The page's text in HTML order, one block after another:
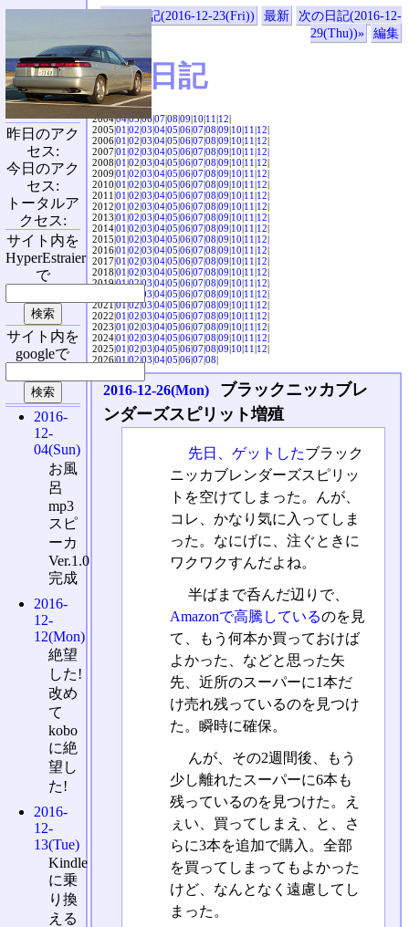
«前の日記(2016-12-23(Fri)) 最新
次の日記(2016-12-
29(Thu))»
編集
SVX日記
2004|04|05|06|07|08|09|10|11|12|
2005|01|02|03|04|05|06|07|08|09|10|11|12|
2006|01|02|03|04|05|06|07|08|09|10|11|12|
2007|01|02|03|04|05|06|07|08|09|10|11|12|
2008|01|02|03|04|05|06|07|08|09|10|11|12|
2009|01|02|03|04|05|06|07|08|09|10|11|12|
2010|01|02|03|04|05|06|07|08|09|10|11|12|
2011|01|02|03|04|05|06|07|08|09|10|11|12|
2012|01|02|03|04|05|06|07|08|09|10|11|12|
2013|01|02|03|04|05|06|07|08|09|10|11|12|
2014|01|02|03|04|05|06|07|08|09|10|11|12|
2015|01|02|03|04|05|06|07|08|09|10|11|12|
2016|01|02|03|04|05|06|07|08|09|10|11|12|
2017|01|02|03|04|05|06|07|08|09|10|11|12|
2018|01|02|03|04|05|06|07|08|09|10|11|12|
2019|01|02|03|04|05|06|07|08|09|10|11|12|
03|04|05|06|07|08|09|10|11|12|
2021|01|02|03|04|05|06|07|08|09|10|11|12|
2022|01|02|03|04|05|06|07|08|09|10|11|12|
2023|01|02|03|04|05|06|07|08|09|10|11|12|
2024|01|02|03|04|05|06|07|08|09|10|11|12|
2025|01|02|03|04|05|06|07|08|09|10|11|12|
2026|01|02|03|04|05|06|07|08|
2016-12-26(Mon)
ブラックニッカブレ
ンダーズスピリット増殖
先日、ゲットしたブラック
ニッカブレンダーズスピリッ
トを空けてしまった。んが、
コレ、かなり気に入ってしま
った。なにげに、注ぐときに
ワクワクすんだよね。
半ばまで呑んだ辺りで、
Amazonで高騰しているのを見
て、もう何本か買っておけば
よかった、などと思った矢
先、近所のスーパーに1本だ
け売れ残っているのを見つけ
た。瞬時に確保。
んが、その2週間後、もう
少し離れたスーパーに6本も
残っているのを見つけた。え
ぇい、買ってしまえ、と、さ
らに3本を追加で購入。全部
を買ってしまってもよかった
けど、なんとなく遠慮してし
まった。
昨日のアク
セス:
今日のアク
セス:
トータルア
クセス:
サイト内を
HyperEstraier
で
サイト内を
googleで
2016-
12-
04(Sun)
お風
呂
mp3
スピ
ーカ
Ver.1.0
完成
2016-
12-
12(Mon)
絶望
した!
改め
て
kobo
に絶
望し
た!
2016-
12-
13(Tue)
Kindle
に乗
り換
える